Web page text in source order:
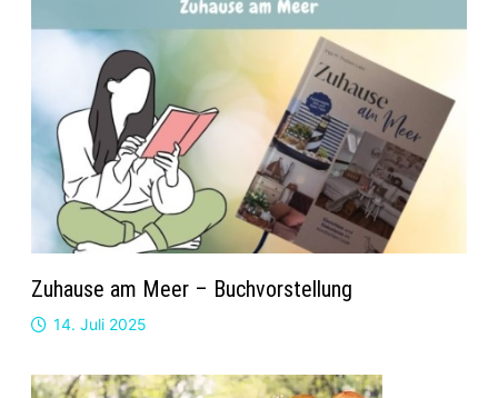
Zuhause am Meer – Buchvorstellung
14. Juli 2025